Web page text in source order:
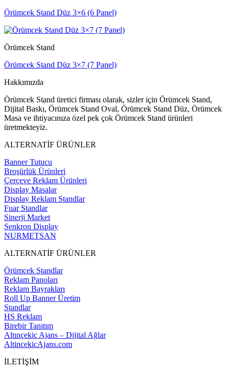
Örümcek Stand Düz 3×6 (6 Panel)
Örümcek Stand
Örümcek Stand Düz 3×7 (7 Panel)
Hakkımızda
Örümcek Stand üretici firması olarak, sizler için Örümcek Stand,
Dijital Baskı, Örümcek Stand Oval, Örümcek Stand Düz, Örümcek
Masa ve ihtiyacınıza özel pek çok Örümcek Stand ürünleri
üretmekteyiz.
ALTERNATİF ÜRÜNLER
Banner Tutucu
Broşürlük Ürünleri
Çerçeve Reklam Ürünleri
Display Masalar
Display Reklam Standlar
Fuar Standlar
Sinerji Market
Senkron Display
NURMETSAN
ALTERNATİF ÜRÜNLER
Örümcek Standlar
Reklam Panoları
Reklam Bayrakları
Roll Up Banner Üretim
Standlar
HS Reklam
Birebir Tanıtım
Altınçekiç Ajans – Dijital Ağlar
AltincekicAjans.com
İLETİŞİM